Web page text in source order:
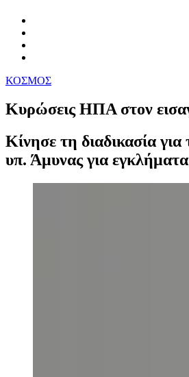
ΚΟΣΜΟΣ
Κυρώσεις ΗΠΑ στον
Κίνησε τη διαδικασία
υπ. Άμυνας για